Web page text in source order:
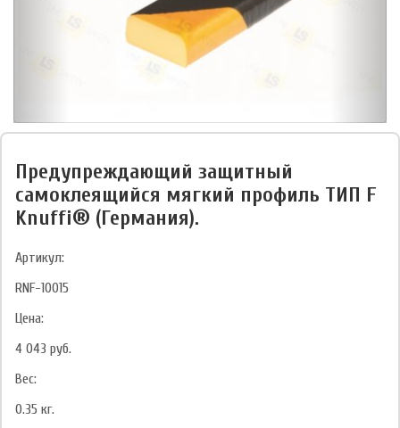
Предупреждающий защитный
самоклеящийся мягкий профиль ТИП F
Knuffi® (Германия).
Артикул:
RNF-10015
Цена:
4 043 руб.
Вес:
0.35 кг.